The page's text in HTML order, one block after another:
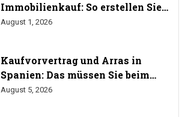
Immobilienkauf: So erstellen Sie
das Übergabeprotokoll richtig
August 1, 2026
Kaufvorvertrag und Arras in
Spanien: Das müssen Sie beim
Immobilienkauf wissen
August 5, 2026